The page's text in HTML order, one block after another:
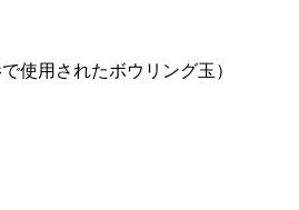
使用されたボウリング玉）